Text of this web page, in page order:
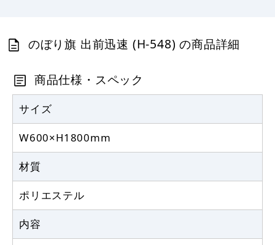
1.6～3m 伸縮式 黒 (30537BLK)
403円 税込
2,320円 税抜
のぼり旗 出前迅速 (H-548) の商品詳細
商品仕様・スペック
サイズ
W600×H1800mm
材質
ポリエステル
内容